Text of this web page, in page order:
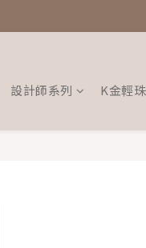
設計師系列 K金輕